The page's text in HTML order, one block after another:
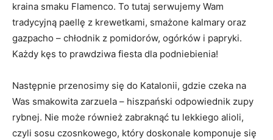
kraina smaku Flamenco. To tutaj serwujemy Wam
tradycyjną paellę z krewetkami, smażone kalmary oraz
gazpacho – chłodnik z pomidorów, ogórków i papryki.
Każdy kęs to prawdziwa fiesta dla podniebienia!
Następnie przenosimy się do Katalonii, gdzie czeka na
Was smakowita zarzuela – hiszpański odpowiednik zupy
rybnej. Nie może również zabraknąć tu lekkiego alioli,
czyli sosu czosnkowego, który doskonale komponuje się